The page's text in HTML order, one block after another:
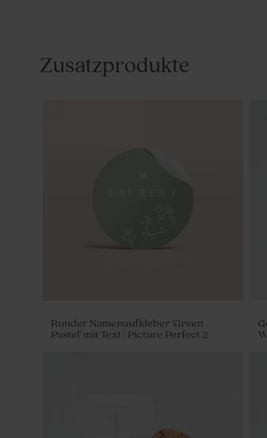
Zusatzprodukte
Runder Namenaufkleber 'Green
Pastel' mit Text | Picture Perfect 2